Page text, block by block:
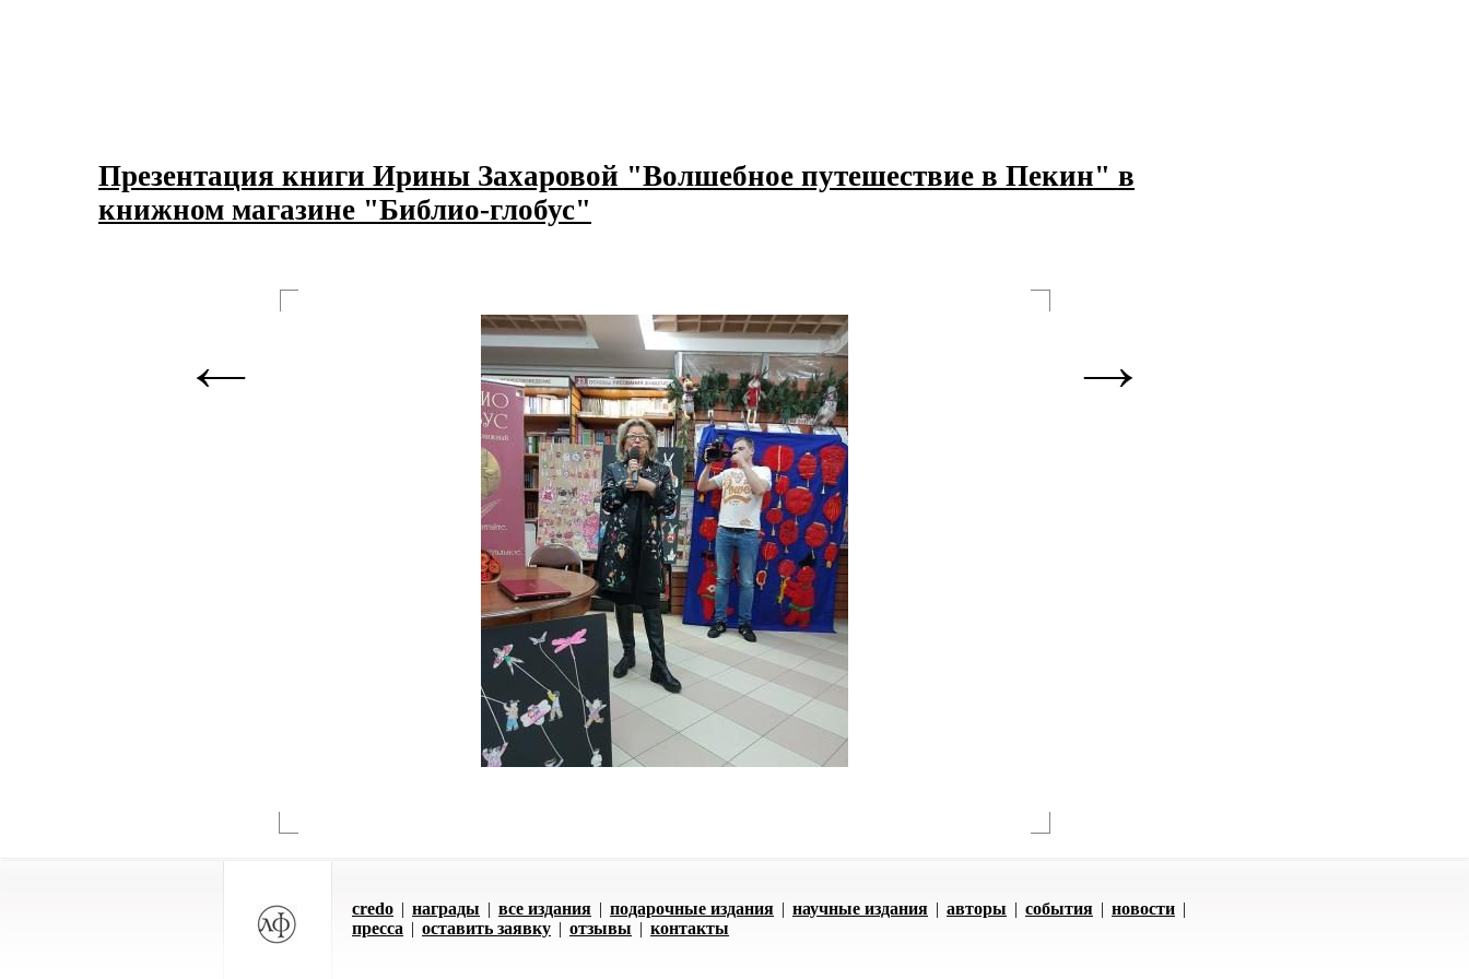
Презентация книги Ирины Захаровой "Волшебное путешествие в Пекин" в
книжном магазине "Библио-глобус"
credo | награды | все издания | подарочные издания | научные издания | авторы | события | новости |
пресса | оставить заявку | отзывы | контакты